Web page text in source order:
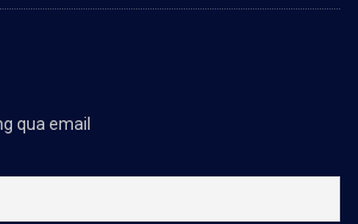
qua email